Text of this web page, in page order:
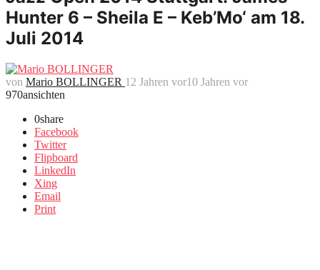
Hunter 6 – Sheila E – Keb’Mo‘ am 18.
Juli 2014
von Mario BOLLINGER 12 Jahren vor10 Jahren vor
970ansichten
0share
Facebook
Twitter
Flipboard
LinkedIn
Xing
Email
Print